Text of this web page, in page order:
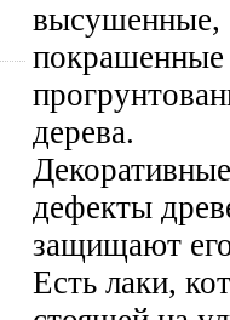
высушенные,
покрашенные
дерева.
дефекты
защищают
Есть лаки,